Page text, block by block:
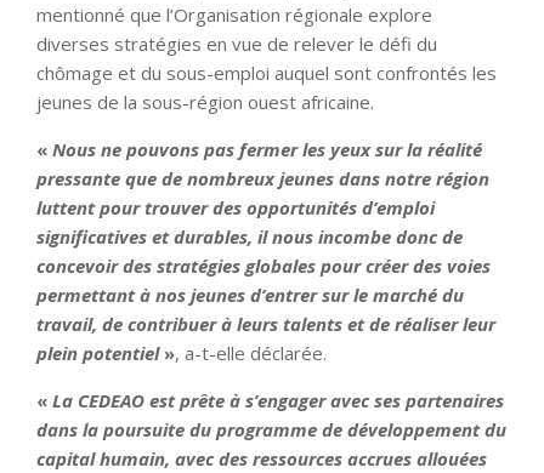
mentionné que l’Organisation régionale explore
diverses stratégies en vue de relever le défi du
chômage et du sous-emploi auquel sont confrontés les
jeunes de la sous-région ouest africaine.
« Nous ne pouvons pas fermer les yeux sur la réalité
pressante que de nombreux jeunes dans notre région
luttent pour trouver des opportunités d’emploi
significatives et durables, il nous incombe donc de
concevoir des stratégies globales pour créer des voies
permettant à nos jeunes d’entrer sur le marché du
travail, de contribuer à leurs talents et de réaliser leur
plein potentiel», a-t-elle déclarée.
« La CEDEAO est prête à s’engager avec ses partenaires
dans la poursuite du programme de développement du
capital humain, avec des ressources accrues allouées